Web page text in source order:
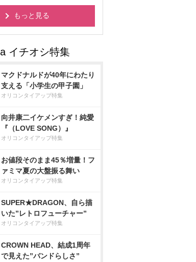
もっと見る
マクドナルドが40年にわたり
支える「小学生の甲子園」
オリコンタイアップ特集
向井康二イケメンすぎ！純愛
『（LOVE SONG）』
オリコンタイアップ特集
お値段そのまま45％増量！フ
ァミマ夏の大盤振る舞い
オリコンタイアップ特集
SUPER★DRAGON、自ら描
いた”レトロフューチャー”
オリコンタイアップ特集
CROWN HEAD、結成1周年
で見えた”バンドらしさ”